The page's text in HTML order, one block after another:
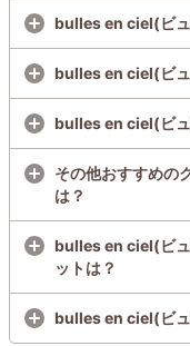
bulles en ciel(ビ
bulles en ciel(ビ
bulles en ciel(ビ
その他おすすめの
は？
bulles en ciel(ビ
ットは？
bulles en ciel(ビ